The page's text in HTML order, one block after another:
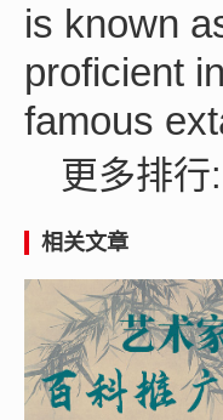
is known
proficient
famous
更多排行:
相关文章